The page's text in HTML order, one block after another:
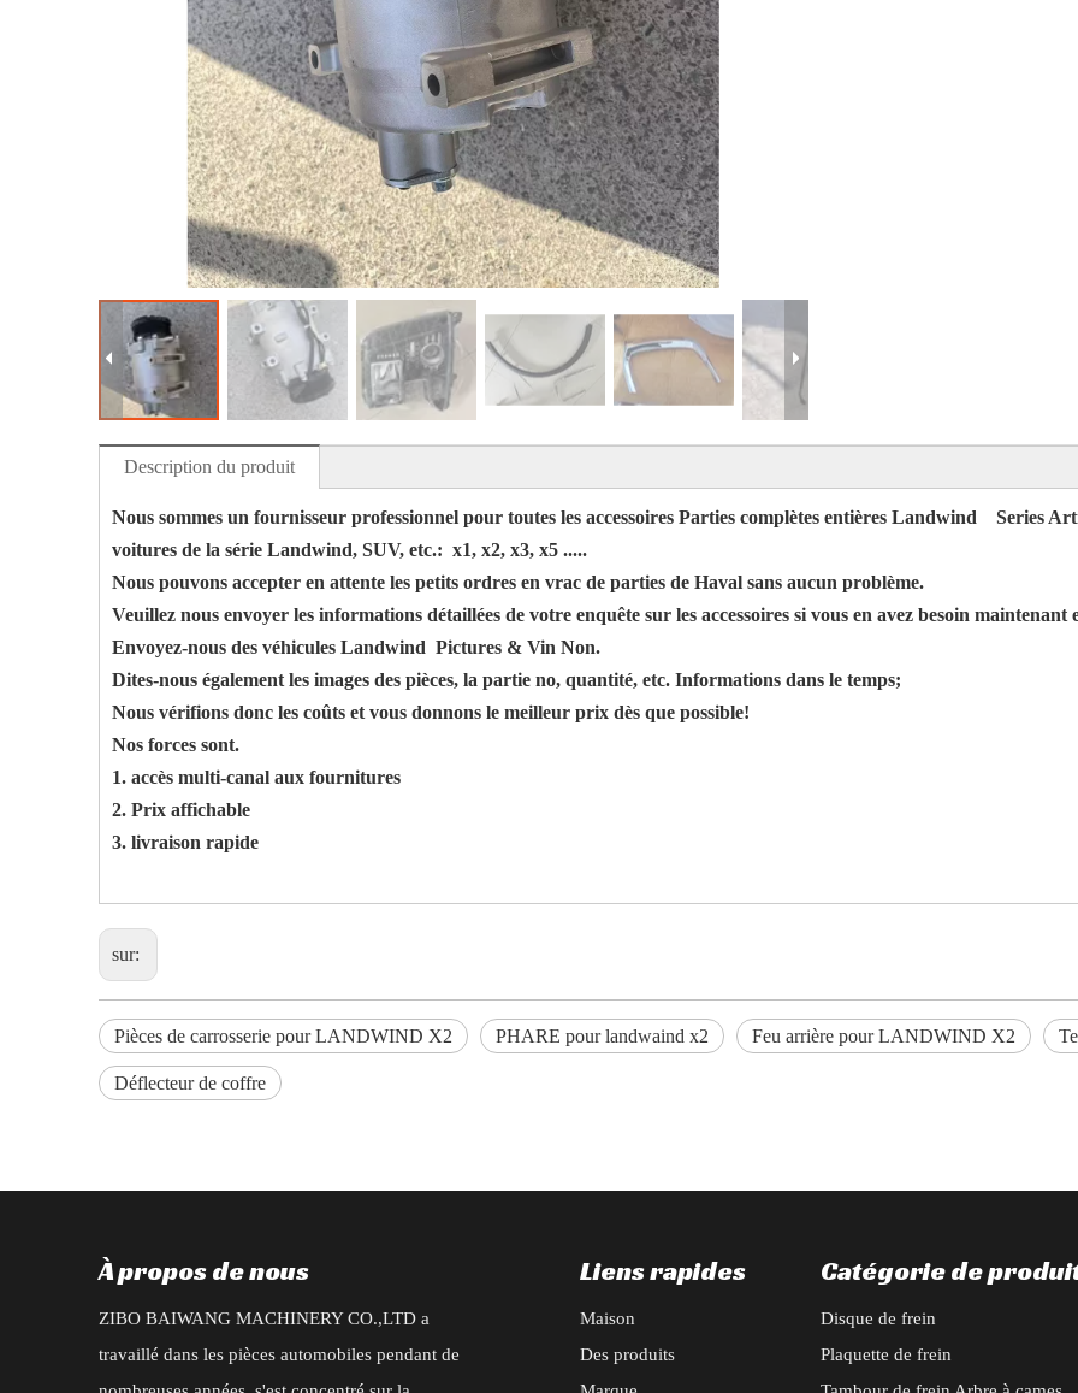
Description du produit
Nous sommes un fournisseur professionnel pour toutes les accessoires Parties complètes entières Landwind Series
voitures de la série Landwind, SUV, etc.: x1, x2, x3, x5 .....
Nous pouvons accepter en attente les petits ordres en vrac de parties de Haval sans aucun problème.
Veuillez nous envoyer les informations détaillées de votre enquête sur les accessoires si vous en avez besoin maintenant
Envoyez-nous des véhicules Landwind Pictures & Vin Non.
Dites-nous également les images des pièces, la partie no, quantité, etc. Informations dans le temps;
Nous vérifions donc les coûts et vous donnons le meilleur prix dès que possible!
Nos forces sont.
1. accès multi-canal aux fournitures
2. Prix affichable
3. livraison rapide
sur:
Pièces de carrosserie pour LANDWIND X2 PHARE pour landwaind x2 Feu arrière pour LANDWIND X2
Déflecteur de coffre
À propos de nous
ZIBO BAIWANG MACHINERY CO.,LTD a
travaillé dans les pièces automobiles pendant de
Liens rapides
Maison
Des produits
Catégorie de
Disque de frein
Plaquette de frein